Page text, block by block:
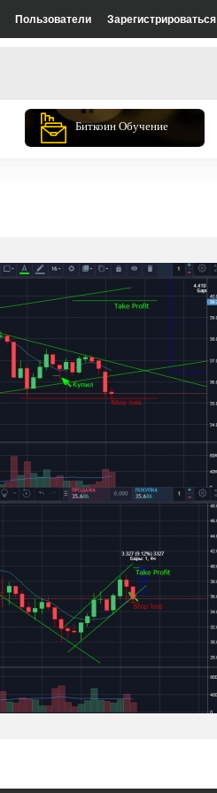
Пользователи Зарегистрироваться
Биткоин Обучение